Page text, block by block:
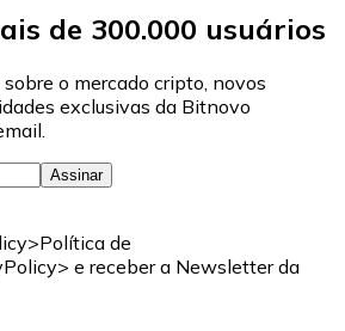
de 300.000 usuários
o mercado cripto, novos
exclusivas da Bitnovo
Assinar
de
e receber a Newsletter da